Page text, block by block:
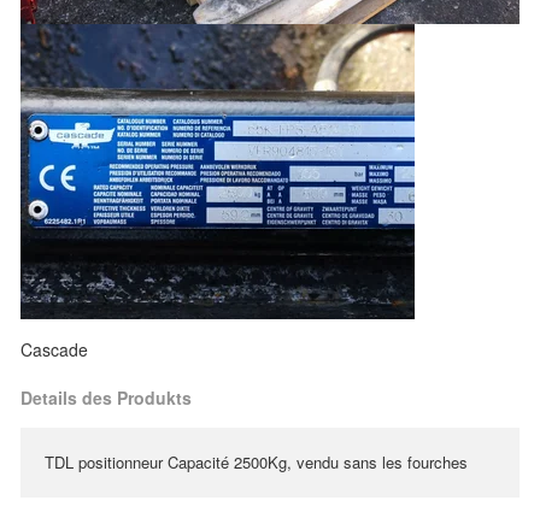
Cascade
Details des Produkts
TDL positionneur Capacité 2500Kg, vendu sans les fourches